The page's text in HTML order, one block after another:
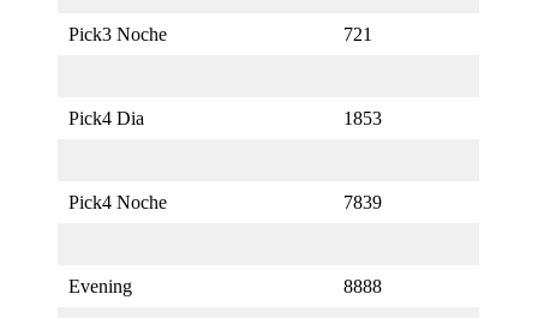
Pick3 Noche 721
Pick4 Dia 1853
Pick4 Noche 7839
Evening 8888